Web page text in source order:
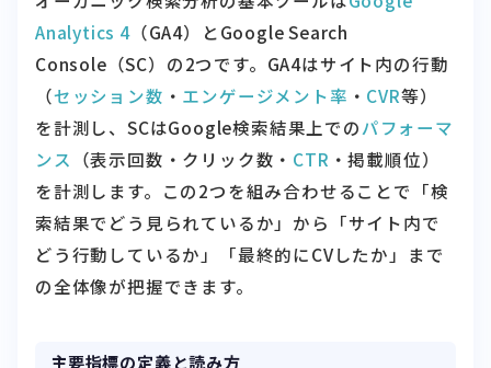
Analytics 4（GA4）とGoogle Search
Console（SC）の2つです。GA4はサイト内の行動
（セッション数 ・ エンゲージメント率 ・ CVR等）
を計測し、SCはGoogle検索結果上でのパフォーマ
ンス （表示回数・クリック数・ CTR ・掲載順位）
を計測します。この2つを組み合わせることで「検
索結果でどう見られているか」から「サイト内で
どう行動しているか」「最終的にCVしたか」まで
の全体像が把握できます。
主要指標の定義と読み方